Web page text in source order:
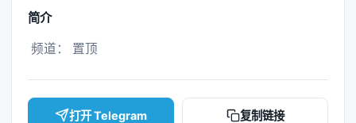
简介
频道： 置顶
打开 Telegram 复制链接